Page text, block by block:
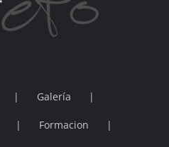
Galería
Formacion